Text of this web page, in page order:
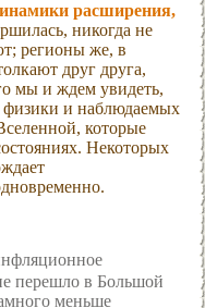
расширения,
никогда не
регионы же, в
друг друга,
мы и ждем увидеть,
физики и наблюдаемых
которые
Некоторых
перешло в Большой
меньше